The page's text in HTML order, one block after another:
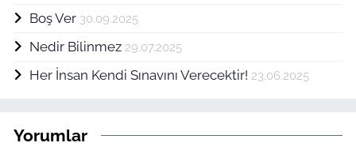
Boş Ver 30.09.2025
Nedir Bilinmez 29.07.2025
Her İnsan Kendi Sınavını Verecektir! 23.06.2025
Yorumlar